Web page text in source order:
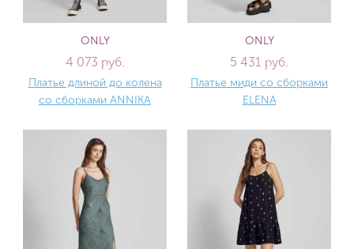
ONLY
4 073 руб.
Платье длиной до колена
со сборками ANNIKA
ONLY
5 431 руб.
Платье миди со сборками
ELENA